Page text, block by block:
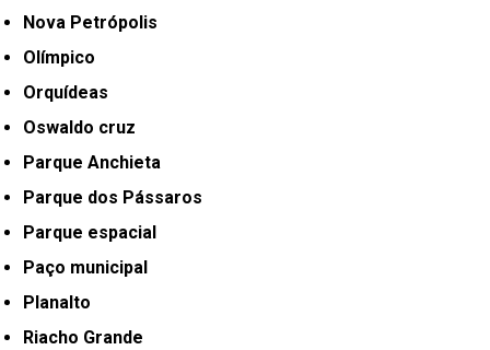
Nova Petrópolis
Olímpico
Orquídeas
Oswaldo cruz
Parque Anchieta
Parque dos Pássaros
Parque espacial
Paço municipal
Planalto
Riacho Grande